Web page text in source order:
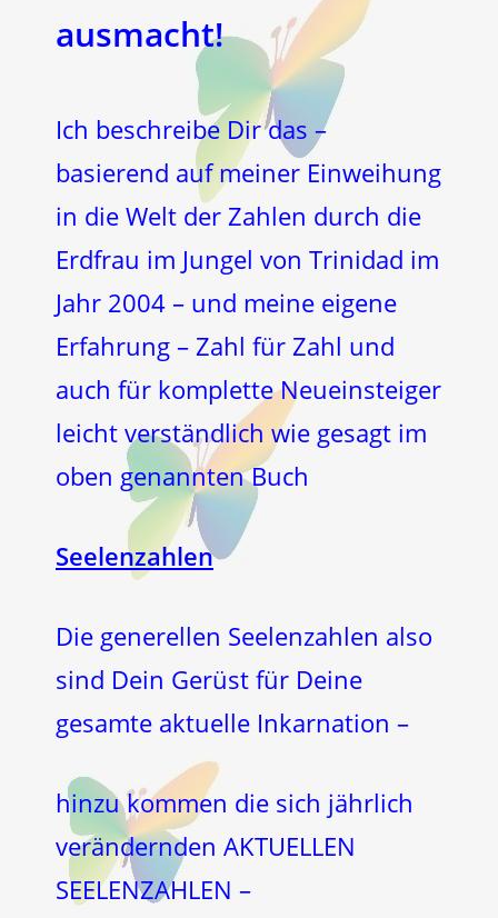
ausmacht!
Ich beschreibe Dir das –
basierend auf meiner Einweihung
in die Welt der Zahlen durch die
Erdfrau im Jungel von Trinidad im
Jahr 2004 – und meine eigene
Erfahrung – Zahl für Zahl und
auch für komplette Neueinsteiger
leicht verständlich wie gesagt im
oben genannten Buch
Seelenzahlen
Die generellen Seelenzahlen also
sind Dein Gerüst für Deine
gesamte aktuelle Inkarnation –
hinzu kommen die sich jährlich
verändernden AKTUELLEN
SEELENZAHLEN –